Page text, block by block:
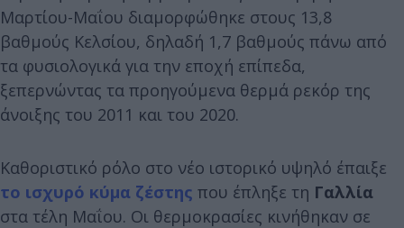
Μαρτίου-Μαΐου διαμορφώθηκε στους 13,8
βαθμούς Κελσίου, δηλαδή 1,7 βαθμούς πάνω από
τα φυσιολογικά για την εποχή επίπεδα,
ξεπερνώντας τα προηγούμενα θερμά ρεκόρ της
άνοιξης του 2011 και του 2020.
Καθοριστικό ρόλο στο νέο ιστορικό υψηλό έπαιξε
το ισχυρό κύμα ζέστης που έπληξε τη Γαλλία
στα τέλη Μαΐου. Οι θερμοκρασίες κινήθηκαν σε